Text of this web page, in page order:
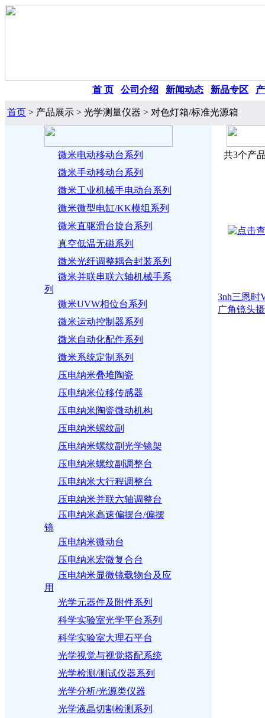
首 页 公司介绍 新闻动态 新品专区
首页 > 产品展示 > 光学测量仪器 > 对色灯箱/标准光源箱
微米电动移动台系列
微米手动移动台系列
微米工业机械手电动台系列
微米微型电缸/KK模组系列
微米直驱滑台旋台系列
真空低温无磁系列
微米光纤调整耦合封装系列
微米并联串联六轴机械手系
列
微米UVW相位台系列
微米运动控制器系列
微米自动化配件系列
微米系统定制系列
压电纳米叠堆陶瓷
压电纳米位移传感器
压电纳米陶瓷微动机构
压电纳米螺纹副
压电纳米螺纹副光学镜架
压电纳米螺纹副调整台
压电纳米大行程调整台
压电纳米并联六轴调整台
压电纳米高速偏摆台/偏摆
镜
压电纳米微动台
压电纳米宏微复合台
压电纳米显微镜载物台及应
用
光学元器件及附件系列
科学实验室光学平台系列
科学实验室大理石平台
光学视觉与视觉搭配系统
光学检测/测试仪器系列
光学分析/光源类仪器
光学液晶切割检测系列
共3个产
3nh三恩时
广角镜头